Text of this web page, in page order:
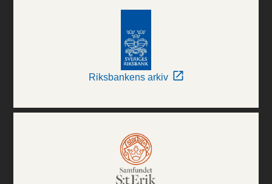
Riksbankens arkiv